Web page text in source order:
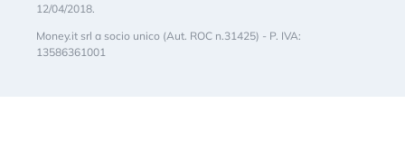
12/04/2018.
Money.it srl a socio unico (Aut. ROC n.31425) - P. IVA:
13586361001